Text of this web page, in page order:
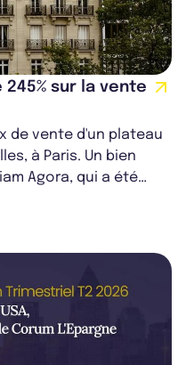
sur la vente
de vente d'un plateau
à Paris. Un bien
Agora, qui a été